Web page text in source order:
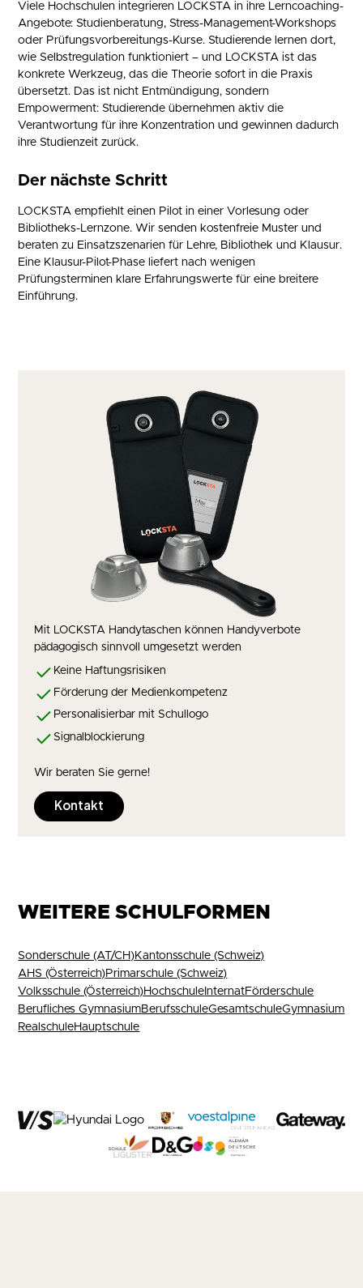
Viele Hochschulen integrieren LOCKSTA in ihre Lerncoaching-
Angebote: Studienberatung, Stress-Management-Workshops
oder Prüfungsvorbereitungs-Kurse. Studierende lernen dort,
wie Selbstregulation funktioniert – und LOCKSTA ist das
konkrete Werkzeug, das die Theorie sofort in die Praxis
übersetzt. Das ist nicht Entmündigung, sondern
Empowerment: Studierende übernehmen aktiv die
Verantwortung für ihre Konzentration und gewinnen dadurch
ihre Studienzeit zurück.
Der nächste Schritt
LOCKSTA empfiehlt einen Pilot in einer Vorlesung oder
Bibliotheks-Lernzone. Wir senden kostenfreie Muster und
beraten zu Einsatzszenarien für Lehre, Bibliothek und Klausur.
Eine Klausur-Pilot-Phase liefert nach wenigen
Prüfungsterminen klare Erfahrungswerte für eine breitere
Einführung.
Mit LOCKSTA Handytaschen können Handyverbote
pädagogisch sinnvoll umgesetzt werden
Keine Haftungsrisiken
Förderung der Medienkompetenz
Personalisierbar mit Schullogo
Signalblockierung
Wir beraten Sie gerne!
Kontakt
WEITERE SCHULFORMEN
Sonderschule (AT/CH)Kantonsschule (Schweiz)
AHS (Österreich)Primarschule (Schweiz)
Volksschule (Österreich)Hochschule InternatFörderschule
Berufliches GymnasiumBerufsschuleGesamtschuleGymnasium
RealschuleHauptschule